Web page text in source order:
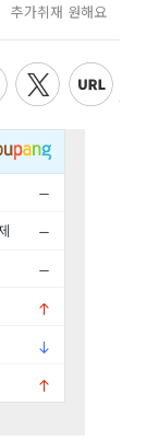
추가취재 원해요